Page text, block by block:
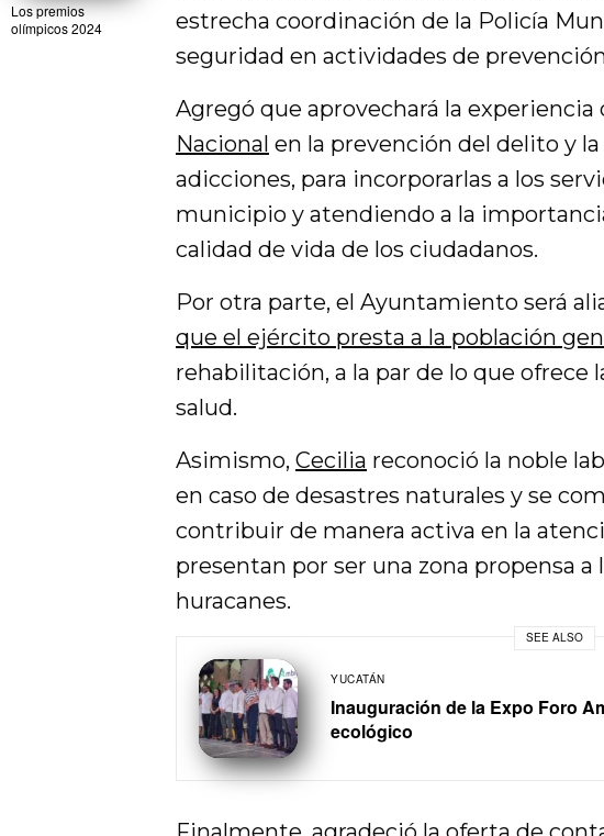
Los premios
olímpicos 2024
estrecha coordinación de la Policía
seguridad en actividades de
Agregó que aprovechará la
Nacional en la prevención del delito y
adicciones, para incorporarlas a los
municipio y atendiendo a la
calidad de vida de los ciudadanos.
Por otra parte, el Ayuntamiento será
que el ejército presta a la población
rehabilitación, a la par de lo que ofrece
salud.
Asimismo,Cecilia reconoció la noble
en caso de desastres naturales y se
contribuir de manera activa en la
presentan por ser una zona propensa
huracanes.
SEE ALSO
YUCATÁN
Inauguración de la Expo Foro
ecológico